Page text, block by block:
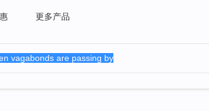
更多产品